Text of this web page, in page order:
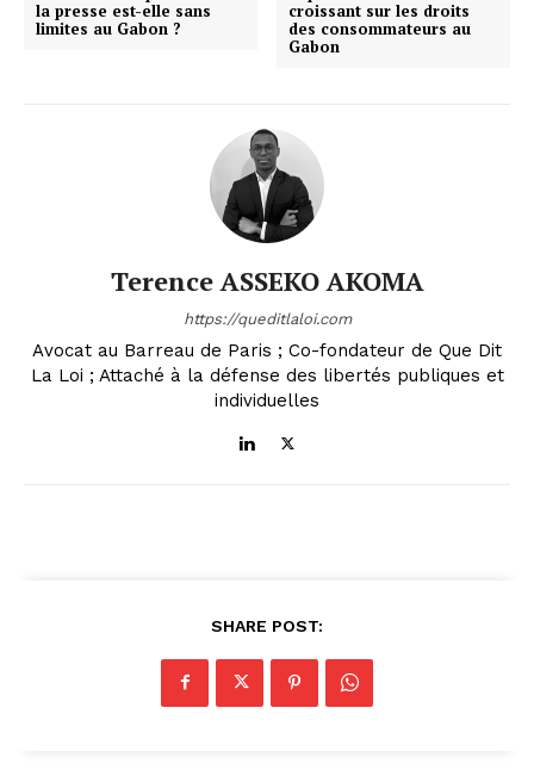
la presse est-elle sans
limites au Gabon ?
croissant sur les droits
des consommateurs au
Gabon
Terence ASSEKO AKOMA
https://queditlaloi.com
Avocat au Barreau de Paris ; Co-fondateur de Que Dit
La Loi ; Attaché à la défense des libertés publiques et
individuelles
SHARE POST: